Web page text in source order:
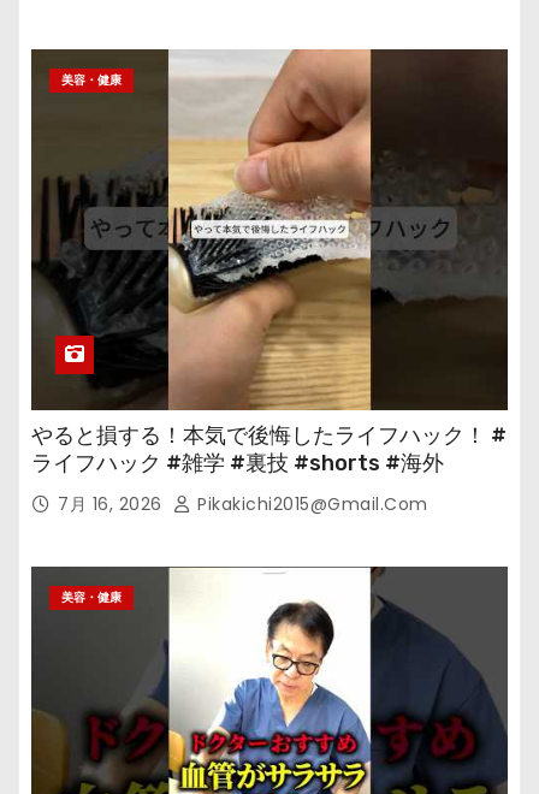
美容・健康
やると損する！本気で後悔したライフハック！ #
ライフハック #雑学 #裏技 #shorts #海外
7月 16, 2026 Pikakichi2015@gmail.com
美容・健康